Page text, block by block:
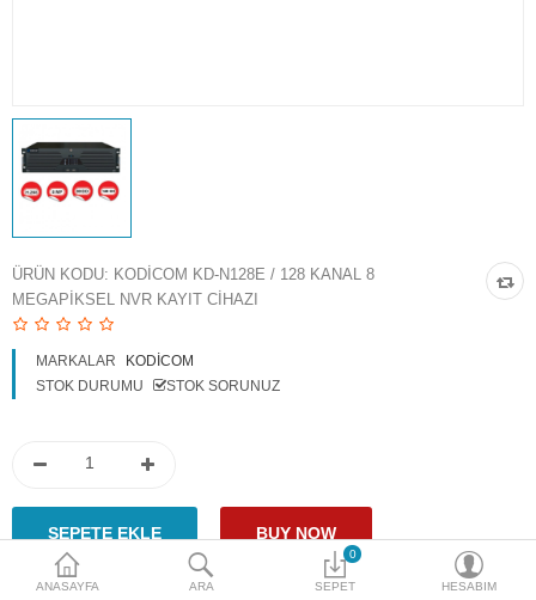
Aksesuarlar
Plaka Tanıma Sistemi
Ürün Güvenlik Sistemleri
Aksiyon Kameraları
Para Birimi
ANASAYFA ARA
0
SEPET HESABIM
ÜRÜN KODU: KODICOM KD-N128E / 128 KANAL 8
MEGAPIKSEL NVR KAYIT CIHAZI
MARKALAR
KODICOM
STOK DURUMU
STOK SORUNUZ